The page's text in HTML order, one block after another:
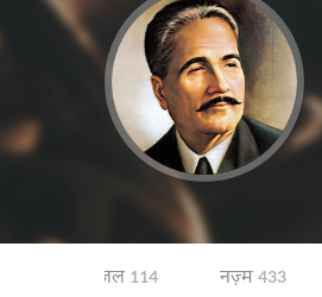
ग़ज़ल 114 नज़्म 433